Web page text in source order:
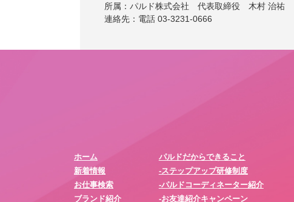
所属：パルド株式会社 代表取締役 木村 治祐
連絡先：電話 03-3231-0666
ホーム
新着情報
お仕事検索
ブランド紹介
パルドだからできること
-ステップアップ研修制度
-パルドコーディネーター紹介
-お友達紹介キャンペーン